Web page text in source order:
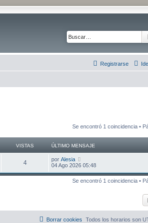
Registrarse
Se encontró 1 coincidencia •
VISTAS ÚLTIMO MENSAJE
4V
i
Ú
l
i
s
a
por Alesia
04 Ago 2026 05:48
Se encontró 1 coincidencia •
Todos los horarios son
Borrar cookies